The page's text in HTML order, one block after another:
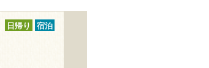
日帰り 宿泊